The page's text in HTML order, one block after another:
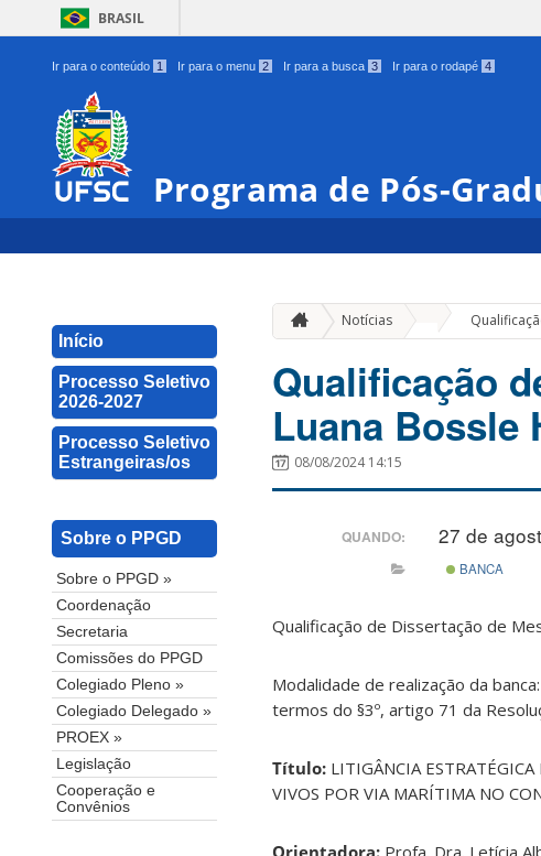
BRASIL
Ir para o conteúdo 1 Ir para o menu 2 Ir para a busca 3 Ir para o rodapé 4
Programa de Pós-
Início
Processo Seletivo
2026-2027
Processo Seletivo
Estrangeiras/os
Sobre o PPGD
Sobre o PPGD »
Coordenação
Secretaria
Comissões do PPGD
Colegiado Pleno »
Colegiado Delegado »
PROEX »
Legislação
Cooperação e
Convênios
Notícias
Qualificação
Luana Bossle
08/08/2024 14:15
QUANDO: 27 de
BANCA
Qualificação de Dissertação de
Modalidade de realização da
termos do §3º, artigo 71 da
Título: LITIGÂNCIA
VIVOS POR VIA MARÍTIMA NO